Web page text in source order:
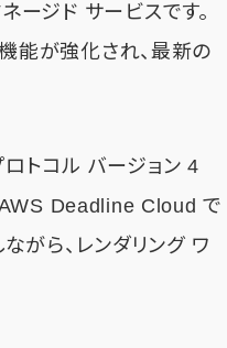
ージド サービスです。
能が強化され、最新の
トコル バージョン 4
AWS Deadline Cloud で
がら、レンダリング ワ